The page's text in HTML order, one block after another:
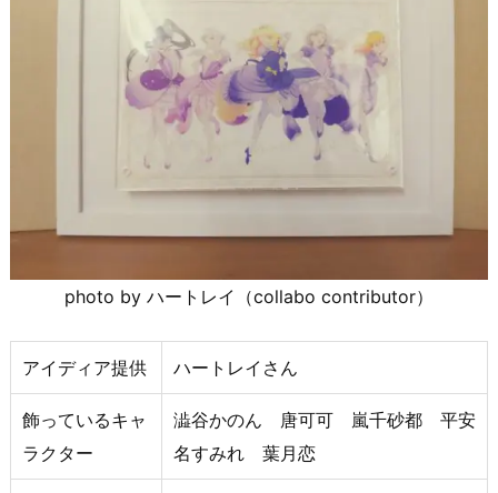
photo by ハートレイ（collabo contributor）
アイディア提供 ハートレイさん
飾っているキャ
ラクター
澁谷かのん 唐可可 嵐千砂都 平安
名すみれ 葉月恋